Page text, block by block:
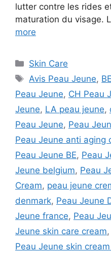
lutter contre les rides
maturation du visage.
more
Categories
Skin Care
Tags
Avis Peau Jeune,
Peau Jeune, CH Peau
Jeune, LA peau jeune,
Peau Jeune, Peau
Peau Jeune anti aging
Peau Jeune BE, Peau
Jeune belgium, Peau
Cream, peau jeune
denmark, Peau Jeune
Jeune france, Peau
Jeune skin care cream,
Peau Jeune skin